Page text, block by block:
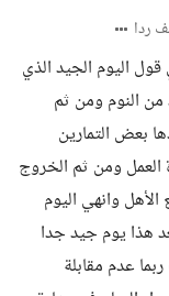
ردا
اليوم الجيد الذي
من النوم ومن ثم
دقائق وبعدها بعض التمارين
ومن ثم الخروج
وانهي اليوم
هذا يوم جيد جدا
عدم مقابلة